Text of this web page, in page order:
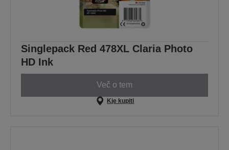
Singlepack Red 478XL Claria Photo
HD Ink
Več o tem
Kje kupiti